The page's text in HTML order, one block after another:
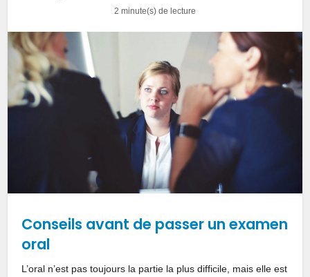
2 minute(s) de lecture
Conseils avant de passer un examen
oral
L’oral n’est pas toujours la partie la plus difficile, mais elle est